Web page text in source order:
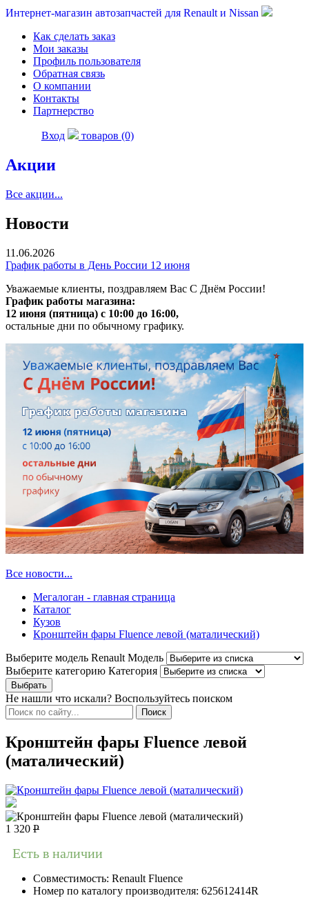
Интернет-магазин автозапчастей для Renault и Nissan
Как сделать заказ
Мои заказы
Профиль пользователя
Обратная связь
О компании
Контакты
Партнерство
Вход товаров (0)
Акции
Все акции...
Новости
11.06.2026
График работы в День России 12 июня
Уважаемые клиенты, поздравляем Вас С Днём России!
График работы магазина:
12 июня (пятница) с 10:00 до 16:00,
остальные дни по обычному графику.
Все новости...
Мегалоган - главная страница
Каталог
Кузов
Кронштейн фары Fluence левой (маталический)
Выберите модель Renault Модель
Выберите категорию Категория
Не нашли что искали? Воспользуйтесь поиском
Кронштейн фары Fluence левой
(маталический)
1 320 Р
Есть в наличии
Совместимость: Renault Fluence
Номер по каталогу производителя: 625612414R